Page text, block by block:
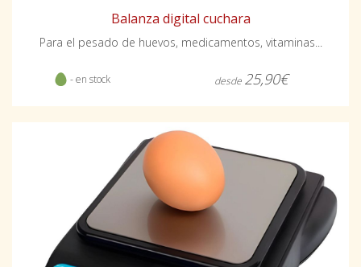
Balanza digital cuchara
Para el pesado de huevos, medicamentos, vitaminas...
- en stock desde 25,90€